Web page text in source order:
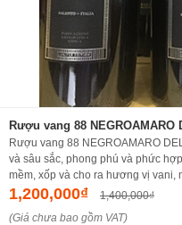
Rượu vang 88 NEGROAMARO
Rượu vang 88 NEGROAMARO
và sâu sắc, phong phú và phức
mềm, xốp và cho ra hương vị vani,
1,200,000₫ 1,400,000₫
(Giá chưa bao gồm VAT)